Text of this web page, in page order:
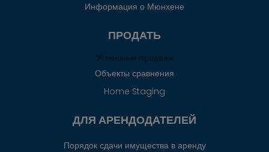
Информация о Мюнхене
ПРОДАТЬ
Успешные продажи
Объекты сравнения
Home Staging
ДЛЯ АРЕНДОДАТЕЛЕЙ
Порядок сдачи имущества в аренду